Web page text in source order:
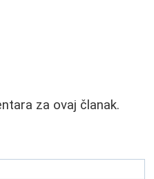
za ovaj članak.